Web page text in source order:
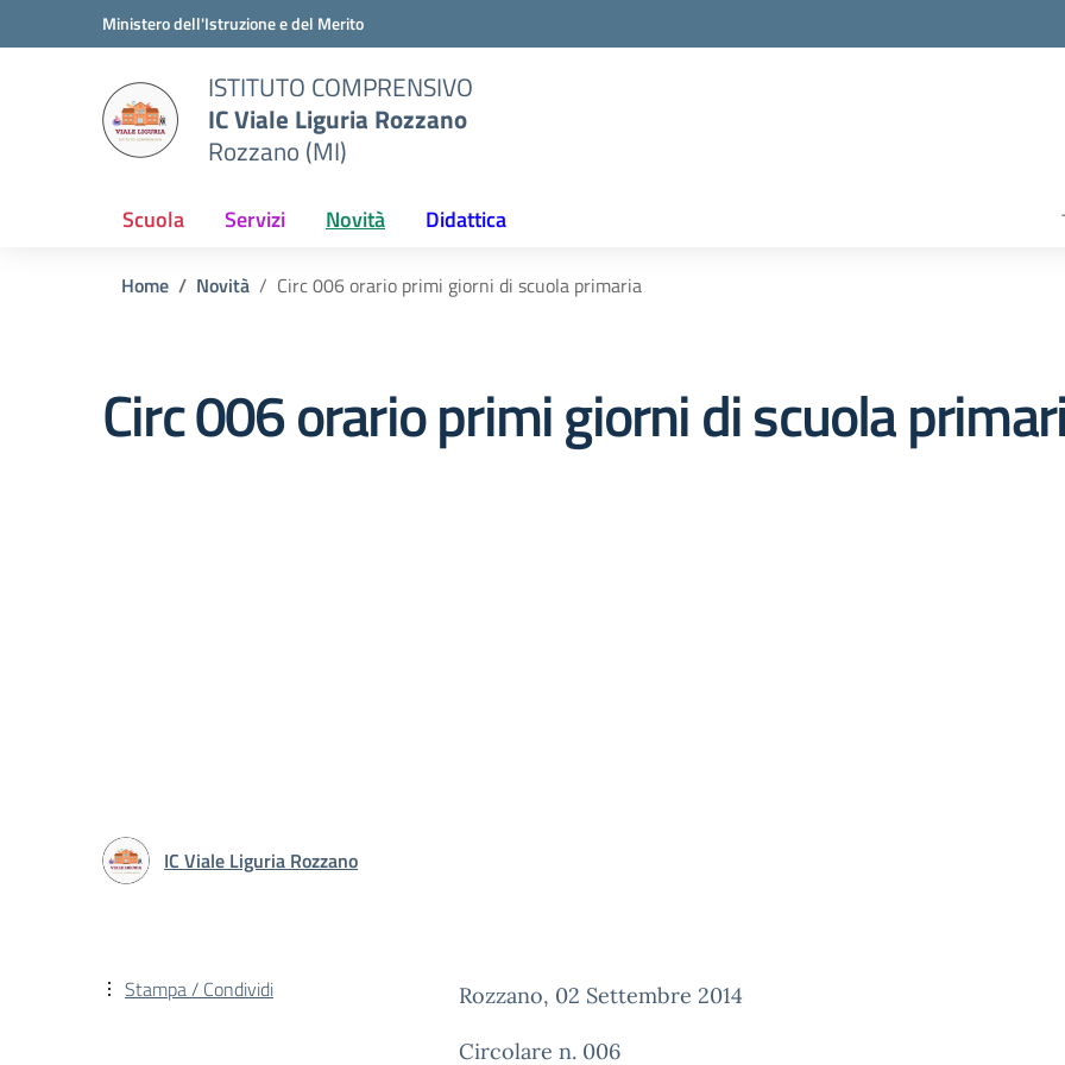
Vai ai contenuti
Vai al menu di navigazioneMinistero dell'Istruzione e del Merito
ISTITUTO COMPRENSIVO
IC Viale Liguria Rozzano
Rozzano (MI)
Scuola Servizi Novità Didattica
Home Novità Circ 006 orario primi giorni di scuola primaria
Circ 006 orario primi giorni di scuola
IC Viale Liguria Rozzano
Rozzano, 02 Settembre 2014
Circolare n. 006
Stampa / Condividi